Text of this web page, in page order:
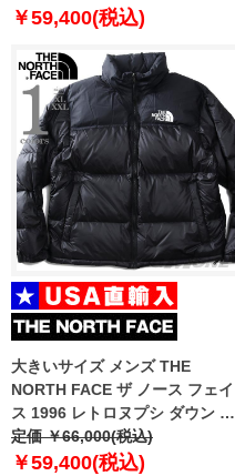
￥59,400(税込)
大きいサイズ メンズ THE
NORTH FACE ザ ノース フェイ
ス 1996 レトロヌプシ ダウン ジ
ャケット 1996 RETRO NUPTSE
JACKET USA直輸入 nj1dn75
定価 ￥66,000(税込)
￥59,400(税込)